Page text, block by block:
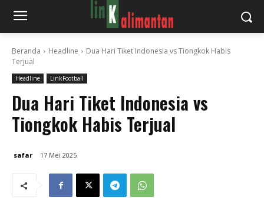
Beranda Headline
Dua Hari Tiket Indonesia vs Tiongkok Habis
Terjual
Headline LinkFootball
Dua Hari Tiket Indonesia vs
Tiongkok Habis Terjual
safar 17 Mei 2025